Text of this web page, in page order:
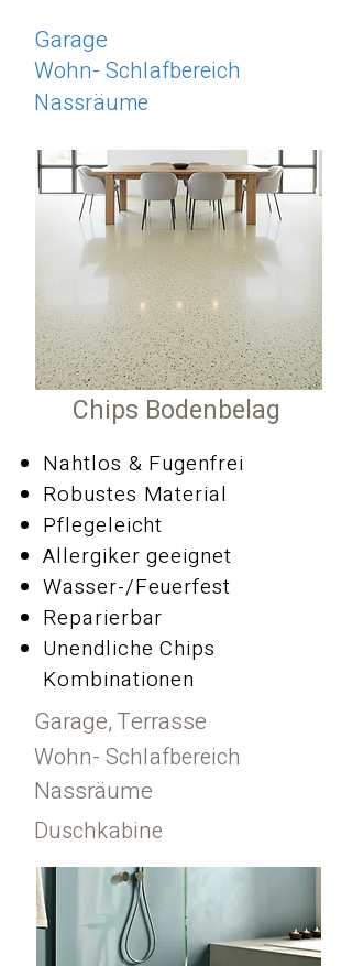
Garage
Wohn- Schlafbereich
Nassräume
Chips Bodenbelag
Nahtlos & Fugenfrei
Robustes Material
Pflegeleicht
Allergiker geeignet
Wasser-/Feuerfest
Reparierbar
Unendliche Chips
Kombinationen
Garage, Terrasse
Wohn- Schlafbereich
Nassräume
Duschkabine